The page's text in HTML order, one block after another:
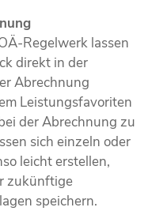
Regelwerk lassen
direkt in der
Abrechnung
Leistungs­favoriten
der Abrechnung zu
sich einzeln oder
leicht erstellen,
zukünftige
speichern.